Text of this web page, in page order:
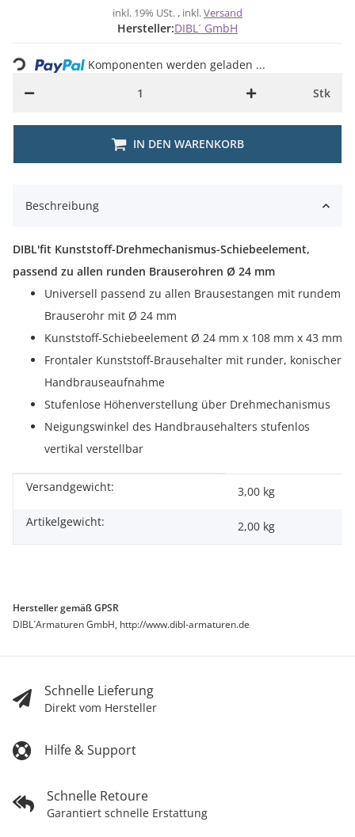
inkl. 19% USt. , inkl.Versand
Hersteller:DIBL´ GmbH
Stk
IN DEN WARENKORB
Komponenten werden geladen ...
Beschreibung
DIBL'fit Kunststoff-Drehmechanismus-Schiebeelement,
passend zu allen runden Brauserohren Ø 24 mm
Universell passend zu allen Brausestangen mit rundem
Brauserohr mit Ø 24 mm
Kunststoff-Schiebeelement Ø 24 mm x 108 mm x 43 mm
Frontaler Kunststoff-Brausehalter mit runder, konischer
Handbrauseaufnahme
Stufenlose Höhenverstellung über Drehmechanismus
Neigungswinkel des Handbrausehalters stufenlos
vertikal verstellbar
Produkteigenschaft
Wert
Versandgewicht:
3,00 kg
Artikelgewicht:
2,00 kg
Hersteller gemäß GPSR
DIBL´Armaturen GmbH, http://www.dibl-armaturen.de
Schnelle Lieferung
Direkt vom Hersteller
Hilfe & Support
Schnelle Retoure
Garantiert schnelle Erstattung